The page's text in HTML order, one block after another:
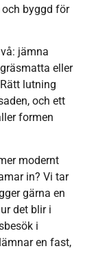
byggd för
jämna
eller
lutning
och ett
formen
modernt
in? Vi tar
gärna en
det blir i
i
en fast,